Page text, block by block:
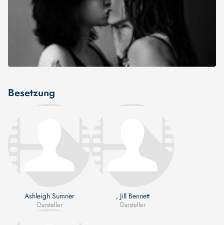
Besetzung
Ashleigh Sumner
Darsteller
, Jill Bennett
Darsteller